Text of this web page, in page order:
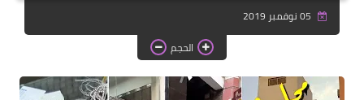
دروس الراندة للمبتدئات
اللباس التقليدي الحجم